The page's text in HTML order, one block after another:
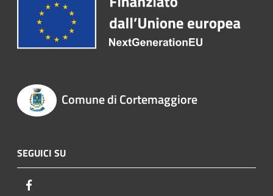
Comune di Cortemaggiore
SEGUICI SU